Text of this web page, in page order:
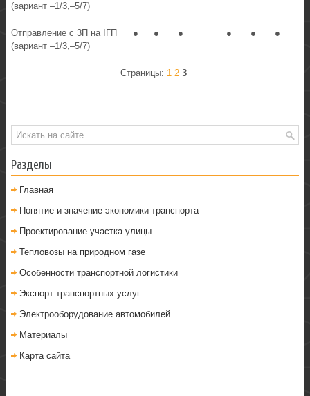
(вариант –1/3,–5/7)
Отправление с 3П на IГП
(вариант –1/3,–5/7)
● ● ● ● ● ●
Страницы: 1 2 3
Разделы
Главная
Понятие и значение экономики транспорта
Проектирование участка улицы
Тепловозы на природном газе
Особенности транспортной логистики
Экспорт транспортных услуг
Электрооборудование автомобилей
Материалы
Карта сайта